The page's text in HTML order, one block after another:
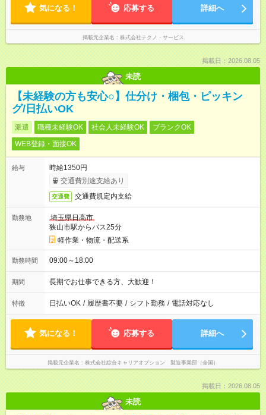
気になる！ 応募する 詳細へ
掲載元企業名 株式会社テクノ・サービス
掲載日：2026.08.05
未読
【未経験の方も安心○】仕分け・梱包・ピッキン
グ/日払いOK
派遣 職種未経験OK 社会人未経験OK
ブランクOK
WEB登録・面接OK
給与
時給1350円
交通費別途支給あり
交通費 交通費規定内支給
勤務地
埼玉県日高市
狭山市駅からバス25分
軽作業・物流・配送系
勤務時間 09:00～18:00
期間 長期でお仕事できる方、大歓迎！
特徴 日払いOK / 履歴書不要 / シフト勤務 / 電話対応なし
気になる！ 応募する 詳細へ
掲載元企業名 株式会社綜合キャリアオプション 製造事業部（全国）
掲載日：2026.08.05
未読